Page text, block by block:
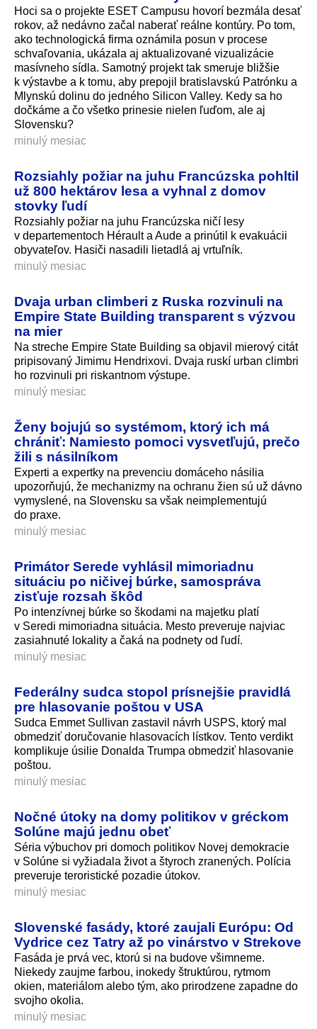
Hoci sa o projekte ESET Campusu hovorí bezmála desať
rokov, až nedávno začal naberať reálne kontúry. Po tom,
ako technologická firma oznámila posun v procese
schvaľovania, ukázala aj aktualizované vizualizácie
masívneho sídla. Samotný projekt tak smeruje bližšie
k výstavbe a k tomu, aby prepojil bratislavskú Patrónku a
Mlynskú dolinu do jedného Silicon Valley. Kedy sa ho
dočkáme a čo všetko prinesie nielen ľuďom, ale aj
Slovensku?
minulý mesiac
Rozsiahly požiar na juhu Francúzska pohltil
už 800 hektárov lesa a vyhnal z domov
stovky ľudí
Rozsiahly požiar na juhu Francúzska ničí lesy
v departementoch Hérault a Aude a prinútil k evakuácii
obyvateľov. Hasiči nasadili lietadlá aj vrtuľník.
minulý mesiac
Dvaja urban climberi z Ruska rozvinuli na
Empire State Building transparent s výzvou
na mier
Na streche Empire State Building sa objavil mierový citát
pripisovaný Jimimu Hendrixovi. Dvaja ruskí urban climbri
ho rozvinuli pri riskantnom výstupe.
minulý mesiac
Ženy bojujú so systémom, ktorý ich má
chrániť: Namiesto pomoci vysvetľujú, prečo
žili s násilníkom
Experti a expertky na prevenciu domáceho násilia
upozorňujú, že mechanizmy na ochranu žien sú už dávno
vymyslené, na Slovensku sa však neimplementujú
do praxe.
minulý mesiac
Primátor Serede vyhlásil mimoriadnu
situáciu po ničivej búrke, samospráva
zisťuje rozsah škôd
Po intenzívnej búrke so škodami na majetku platí
v Seredi mimoriadna situácia. Mesto preveruje najviac
zasiahnuté lokality a čaká na podnety od ľudí.
minulý mesiac
Federálny sudca stopol prísnejšie pravidlá
pre hlasovanie poštou v USA
Sudca Emmet Sullivan zastavil návrh USPS, ktorý mal
obmedziť doručovanie hlasovacích lístkov. Tento verdikt
komplikuje úsilie Donalda Trumpa obmedziť hlasovanie
poštou.
minulý mesiac
Nočné útoky na domy politikov v gréckom
Solúne majú jednu obeť
Séria výbuchov pri domoch politikov Novej demokracie
v Solúne si vyžiadala život a štyroch zranených. Polícia
preveruje teroristické pozadie útokov.
minulý mesiac
Slovenské fasády, ktoré zaujali Európu: Od
Vydrice cez Tatry až po vinárstvo v Strekove
Fasáda je prvá vec, ktorú si na budove všimneme.
Niekedy zaujme farbou, inokedy štruktúrou, rytmom
okien, materiálom alebo tým, ako prirodzene zapadne do
svojho okolia.
minulý mesiac